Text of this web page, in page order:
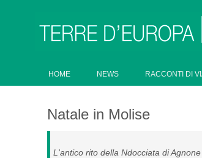
HOME NEWS RACCONTI DI
Natale in Molise
L'antico rito della Ndocciata di